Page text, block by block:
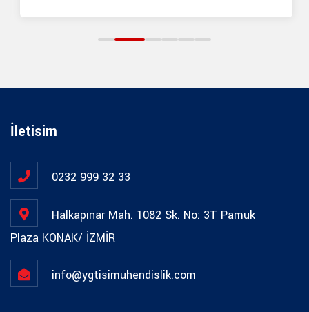
İletisim
0232 999 32 33
Halkapınar Mah. 1082 Sk. No: 3T Pamuk
Plaza KONAK/ İZMİR
info@ygtisimuhendislik.com